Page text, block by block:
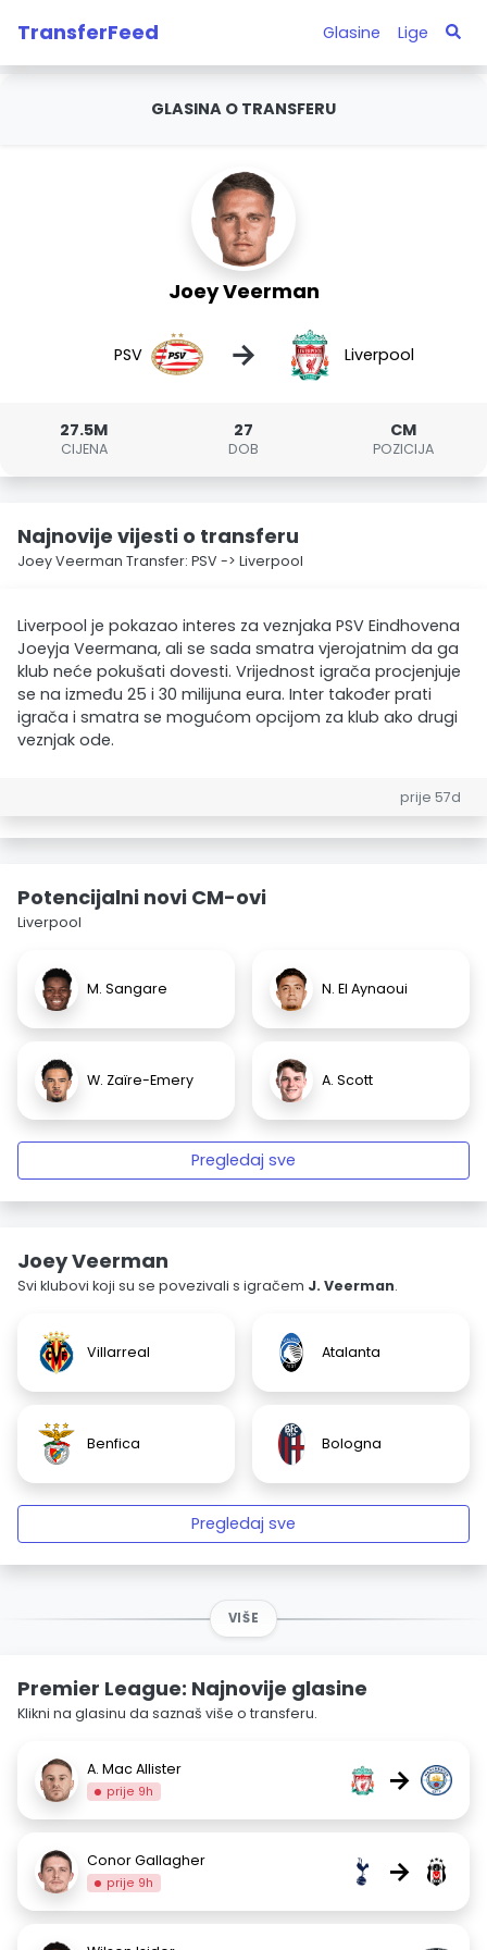
TransferFeed Glasine Lige
GLASINA O TRANSFERU
Joey Veerman
PSV → Liverpool
27.5M
CIJENA
27
DOB
CM
POZICIJA
Najnovije vijesti o transferu
Joey Veerman Transfer: PSV -> Liverpool
Liverpool je pokazao interes za veznjaka PSV Eindhovena
Joeyja Veermana, ali se sada smatra vjerojatnim da ga
klub neće pokušati dovesti. Vrijednost igrača procjenjuje
se na između 25 i 30 milijuna eura. Inter također prati
igrača i smatra se mogućom opcijom za klub ako drugi
veznjak ode.
prije 57d
Potencijalni novi CM-ovi
Liverpool
M. Sangare N. El Aynaoui
W. Zaïre-Emery A. Scott
Pregledaj sve
Joey Veerman
Svi klubovi koji su se povezivali s igračem J. Veerman.
Villarreal Atalanta
Benfica Bologna
Pregledaj sve
VIŠE
Premier League: Najnovije glasine
Klikni na glasinu da saznaš više o transferu.
A. Mac Allister
prije 9h →
Conor Gallagher
prije 9h →